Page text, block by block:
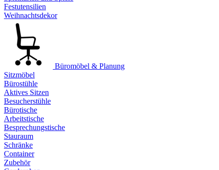
Festutensilien
Weihnachtsdekor
Büromöbel & Planung
Sitzmöbel
Bürostühle
Aktives Sitzen
Besucherstühle
Bürotische
Arbeitstische
Besprechungstische
Stauraum
Schränke
Container
Zubehör